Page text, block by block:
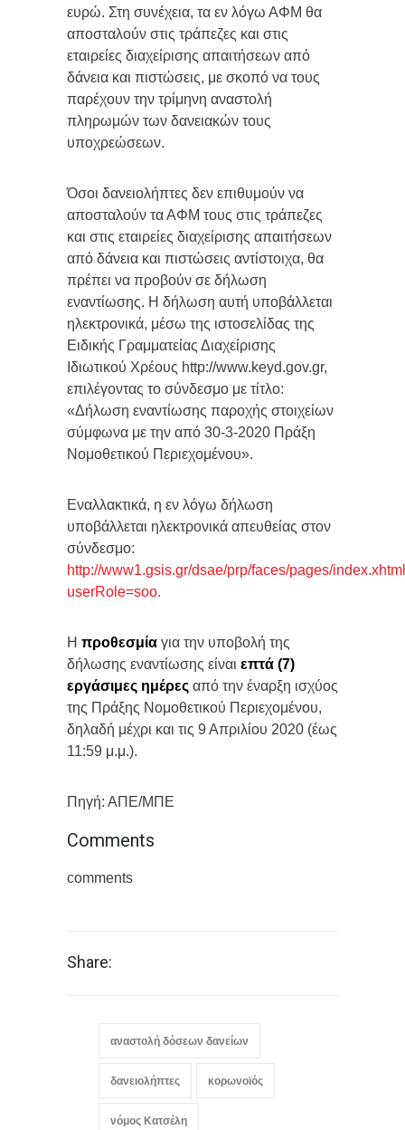
ευρώ. Στη συνέχεια, τα εν λόγω ΑΦΜ θα
αποσταλούν στις τράπεζες και στις
εταιρείες διαχείρισης απαιτήσεων από
δάνεια και πιστώσεις, με σκοπό να τους
παρέχουν την τρίμηνη αναστολή
πληρωμών των δανειακών τους
υποχρεώσεων.
Όσοι δανειολήπτες δεν επιθυμούν να
αποσταλούν τα ΑΦΜ τους στις τράπεζες
και στις εταιρείες διαχείρισης απαιτήσεων
από δάνεια και πιστώσεις αντίστοιχα, θα
πρέπει να προβούν σε δήλωση
εναντίωσης. Η δήλωση αυτή υποβάλλεται
ηλεκτρονικά, μέσω της ιστοσελίδας της
Ειδικής Γραμματείας Διαχείρισης
Ιδιωτικού Χρέους http://www.keyd.gov.gr,
επιλέγοντας το σύνδεσμο με τίτλο:
«Δήλωση εναντίωσης παροχής στοιχείων
σύμφωνα με την από 30-3-2020 Πράξη
Νομοθετικού Περιεχομένου».
Εναλλακτικά, η εν λόγω δήλωση
υποβάλλεται ηλεκτρονικά απευθείας στον
σύνδεσμο:
http://www1.gsis.gr/dsae/prp/faces/pages/
userRole=soo.
Η προθεσμία για την υποβολή της
δήλωσης εναντίωσης είναι επτά (7)
εργάσιμες ημέρες από την έναρξη ισχύος
της Πράξης Νομοθετικού Περιεχομένου,
δηλαδή μέχρι και τις 9 Απριλίου 2020 (έως
11:59 μ.μ.).
Πηγή: ΑΠΕ/ΜΠΕ
Comments
comments
Share:
αναστολή δόσεων δανείων
δανειολήπτες κορωνοϊός
νόμος Κατσέλη